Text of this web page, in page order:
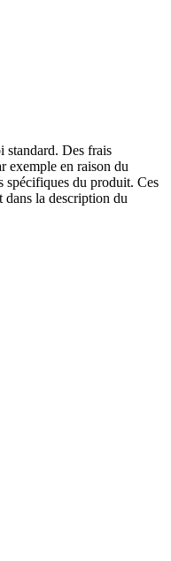
standard. Des frais
exemple en raison du
spécifiques du produit. Ces
dans la description du